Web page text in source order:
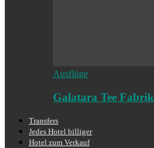
Ausflüge
Galatara Tee Fabrik
Transfers
Jedes Hotel billiger
Hotel zum Verkauf